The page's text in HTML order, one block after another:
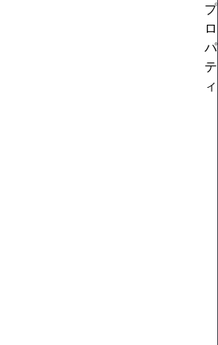
プ
ロ
パ
テ
ィ